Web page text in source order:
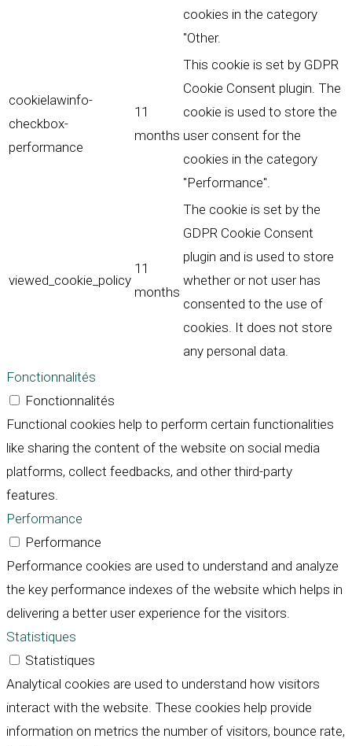
cookies in the category
"Other.
cookielawinfo-
checkbox-
performance
11
months
This cookie is set by GDPR
Cookie Consent plugin. The
cookie is used to store the
user consent for the
cookies in the category
"Performance".
viewed_cookie_policy
11
months
The cookie is set by the
GDPR Cookie Consent
plugin and is used to store
whether or not user has
consented to the use of
cookies. It does not store
any personal data.
Fonctionnalités
Fonctionnalités
Functional cookies help to perform certain functionalities
like sharing the content of the website on social media
platforms, collect feedbacks, and other third-party
features.
Performance
Performance
Performance cookies are used to understand and analyze
the key performance indexes of the website which helps in
delivering a better user experience for the visitors.
Statistiques
Statistiques
Analytical cookies are used to understand how visitors
interact with the website. These cookies help provide
information on metrics the number of visitors, bounce rate,